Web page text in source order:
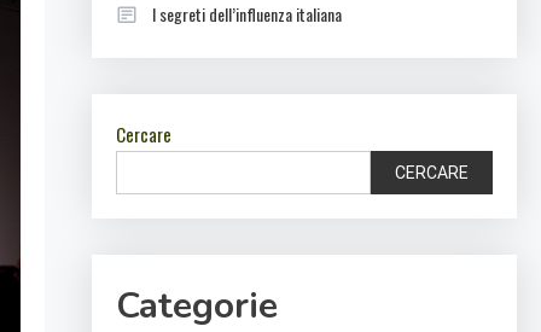
I segreti dell’influenza italiana
Cercare
CERCARE
Categorie